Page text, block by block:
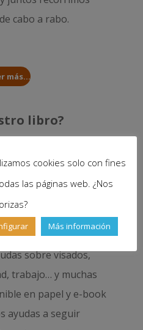
cabo a rabo.
más...
libro?
un gran viajete
y desarrollo de tu
sobre visados,
trabajo… y muchas
en papel y e-book
ayudas a seguir
cookies solo con fines
las páginas web. ¿Nos
Más información